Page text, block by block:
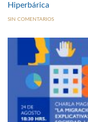
Hiperbárica
SIN COMENTARIOS